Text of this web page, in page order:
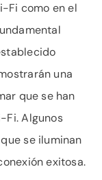
Fi como en el
una
que se han
Fi. Algunos
se iluminan
exitosa.